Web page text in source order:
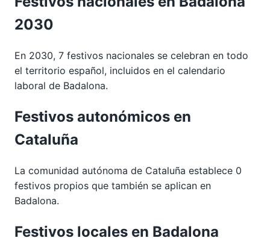
2030
En 2030, 7 festivos nacionales se celebran en todo
el territorio español, incluidos en el calendario
laboral de Badalona.
Festivos autonómicos en
Cataluña
La comunidad autónoma de Cataluña establece 0
festivos propios que también se aplican en
Badalona.
Festivos locales en Badalona